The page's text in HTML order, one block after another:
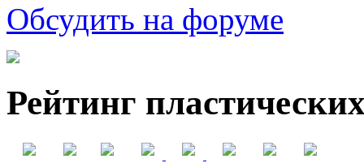
Обсудить на форуме
Рейтинг